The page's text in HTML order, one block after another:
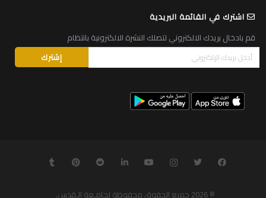
اشترك في القائمة البريدية
قم بادخال بريدك الالكتروني لتصلك النشرة الالكترونية بانتظام
© 2026 جميع الحقوق محفوظة لجامـعة الـقدس.